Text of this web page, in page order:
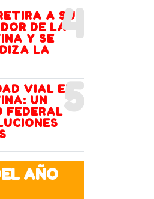
4
A SU
DE LA
Y SE
LA
5
VIAL EN
UN
FEDERAL
AÑO